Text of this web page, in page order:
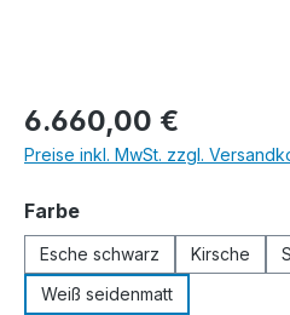
Regulärer Preis:
6.660,00 €
Preise inkl. MwSt. zzgl.
Farbeauswählen
Esche schwarz Kirsche
Weiß seidenmatt